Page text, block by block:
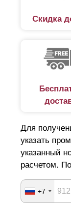
Скидка
Для
указать
указанный
расчетом.
+7